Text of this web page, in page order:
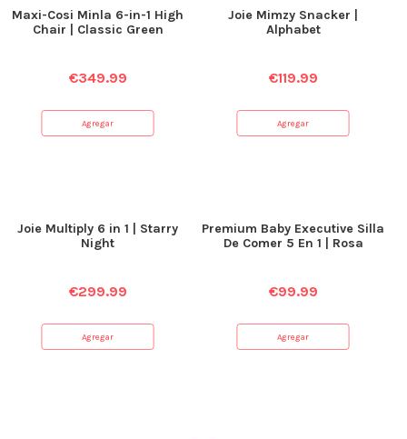
Maxi-Cosi Minla 6-in-1 High
Chair | Classic Green
€349.99
Agregar
Joie Mimzy Snacker |
Alphabet
€119.99
Agregar
Joie Multiply 6 in 1 | Starry
Night
€299.99
Agregar
Premium Baby Executive Silla
De Comer 5 En 1 | Rosa
€99.99
Agregar